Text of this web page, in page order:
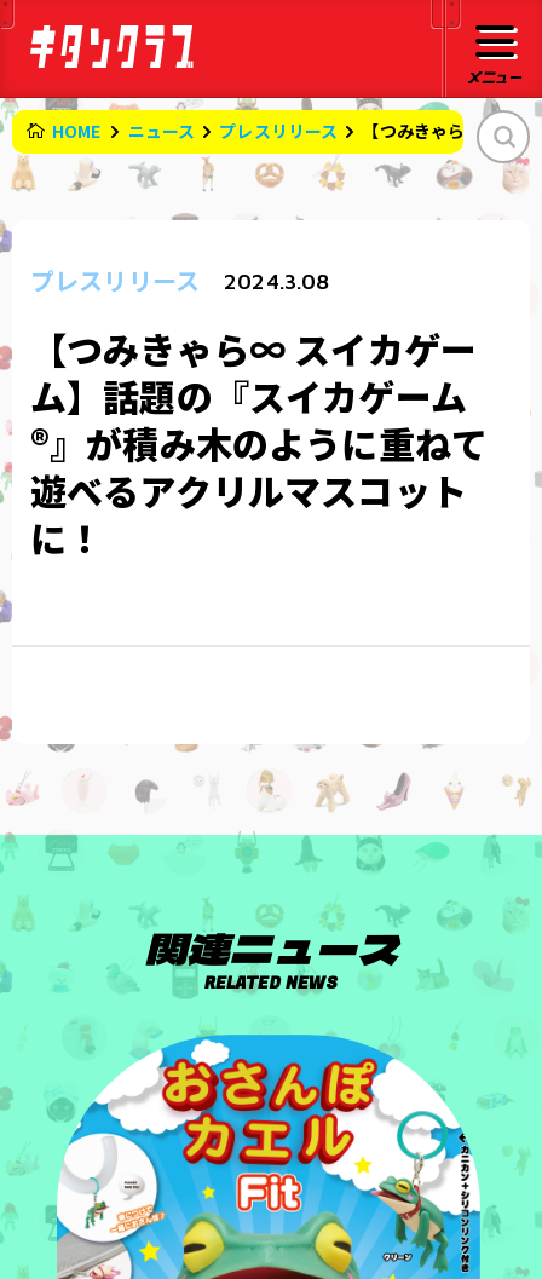
HOME ニュース プレスリリース 【つみきゃら∞ スイ
プレスリリース 2024.3.08
【つみきゃら∞ スイカゲー
ム】話題の『スイカゲーム
®』が積み木のように重ねて
遊べるアクリルマスコット
に！
関連ニュース
RELATED NEWS